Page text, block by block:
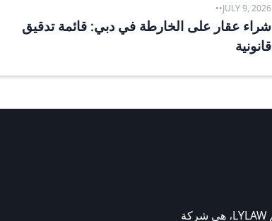
JULY 9, 2026
•
•
شراء عقار على الخارطة في دبي: قائمة تدقيق
قانونية
شركة إتش بي إل يامالوفا وبليوكا فزكو، المعروفة باسم LYLAW، هي شركة